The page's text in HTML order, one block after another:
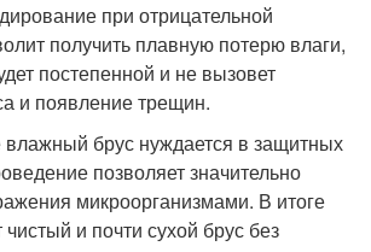
при отрицательной
получить плавную потерю влаги,
постепенной и не вызовет
и появление трещин.
влажный брус нуждается в защитных
позволяет значительно
микроорганизмами. В итоге
чистый и почти сухой брус без